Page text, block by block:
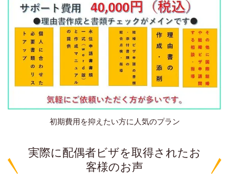
初期費用を抑えたい方に人気のプラン
実際に配偶者ビザを取得されたお
客様のお声